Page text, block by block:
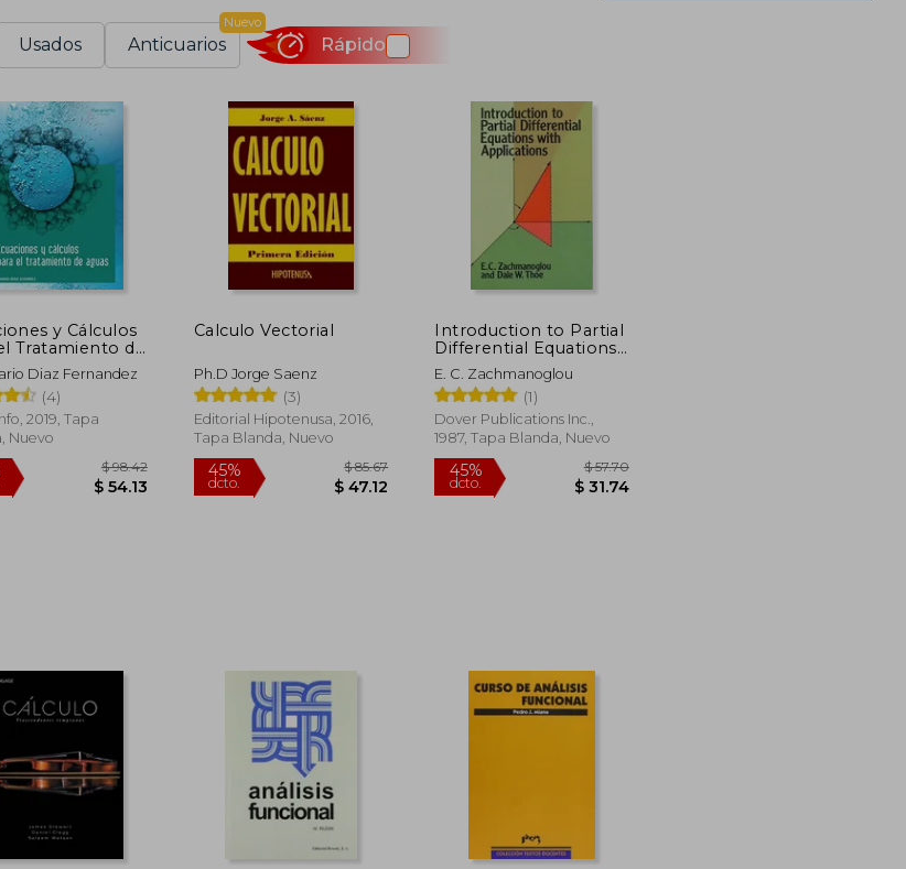
Usados Anticuarios
Nuevo
Rápido
y Cálculos
Tratamiento de
Diaz Fernandez
(4)
2019, Tapa
Nuevo
Calculo Vectorial
Ph.D Jorge Saenz
(3)
Editorial Hipotenusa, 2016,
Tapa Blanda, Nuevo
Introduction to Partial
Differential Equations
With Applications
(Dover Books on
Mathematics) (en
Inglés)
E. C. Zachmanoglou
(1)
Dover Publications Inc.,
1987, Tapa Blanda, Nuevo